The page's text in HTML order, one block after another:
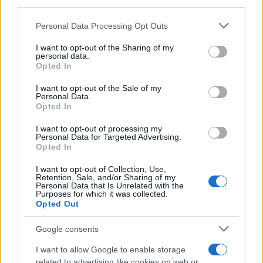
Please note that this website/app uses one or more Google
not limited to your visit or usage behaviour. You may click to
grant or deny consent to Google and its third-party tags to
use your data for below specified purposes in below Google
consent section.
Personal Data Processing Opt Outs
I want to opt-out of the Sharing of my
personal data.
Opted In
I want to opt-out of the Sale of my
Personal Data.
Opted In
I want to opt-out of processing my
Personal Data for Targeted Advertising.
Opted In
I want to opt-out of Collection, Use,
Retention, Sale, and/or Sharing of my
Personal Data that Is Unrelated with the
Purposes for which it was collected.
Opted Out
Google consents
I want to allow Google to enable storage
Ο μοναδικός περιορισμός της λειτουργίας έγκειται
στον τύπο των αρχείων και συγκεκριμένα δεν
επιτρέπεται η αποστολή μουσικών ή εκτελέσιμων
αρχείων. Στην προσπάθεια της να αποτρέψει τυχόν
"οι χρήστες θα μπορούν να αναφέρουν τα εν λόγω